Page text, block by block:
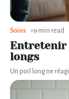
Entretenir
longs
Un poil long ne
Soins 9 min read